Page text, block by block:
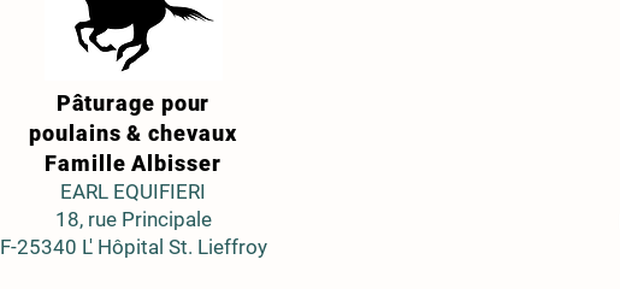
Pâturage pour
poulains & chevaux
Famille Albisser
EARL EQUIFIERI
18, rue Principale
F-25340 L' Hôpital St. Lieffroy